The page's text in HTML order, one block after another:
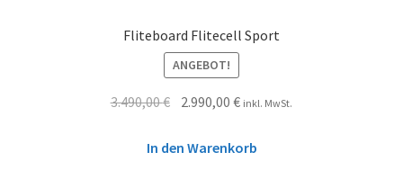
Fliteboard Flitecell Sport
ANGEBOT!
3.490,00€ 2.990,00€ inkl. MwSt.
In den Warenkorb